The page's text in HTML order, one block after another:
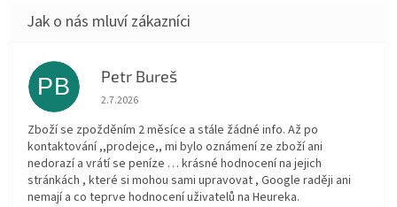
PB Petr Bureš
Hodnocení obchodu je 1 z 5 hvězdiček.
2.7.2026
Zboží se zpožděním 2 měsíce a stále žádné info. Až po
kontaktování ,,prodejce,, mi bylo oznámení ze zboží ani
nedorazí a vrátí se peníze … krásné hodnocení na jejich
stránkách , které si mohou sami upravovat , Google raději ani
nemají a co teprve hodnocení uživatelů na Heureka.